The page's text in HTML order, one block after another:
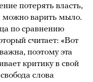
потерять власть,
можно варить мыло.
по сравнению
считает: «Вот
поэтому эта
критику в свой
слова